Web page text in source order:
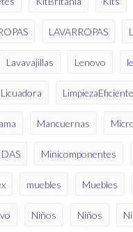
LAVARROPAS
Lavavajillas Lenovo
Licuadora LimpiezaEficiente
Mancuernas
Minicomponentes
muebles Muebles
Niños Niños